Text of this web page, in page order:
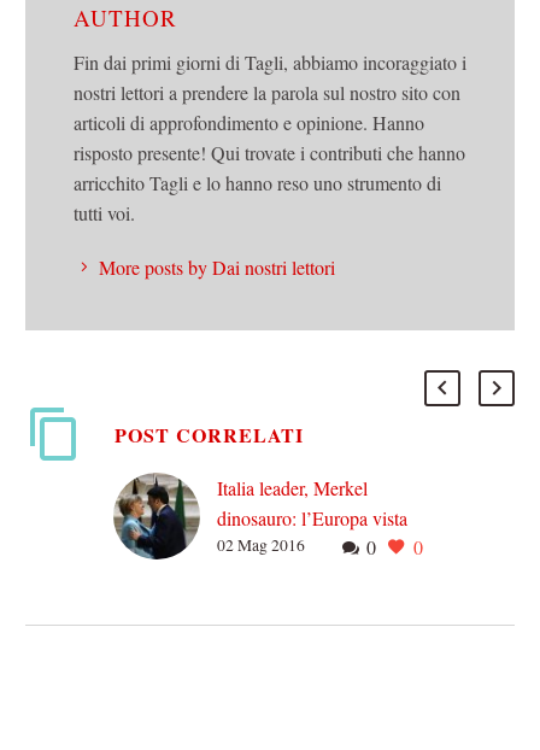
AUTHOR
Fin dai primi giorni di Tagli, abbiamo incoraggiato i
nostri lettori a prendere la parola sul nostro sito con
articoli di approfondimento e opinione. Hanno
risposto presente! Qui trovate i contributi che hanno
arricchito Tagli e lo hanno reso uno strumento di
tutti voi.
More posts by Dai nostri lettori
POST CORRELATI
Italia leader, Merkel
dinosauro: l’Europa vista
dal Guardian
0 0
02 Mag 2016